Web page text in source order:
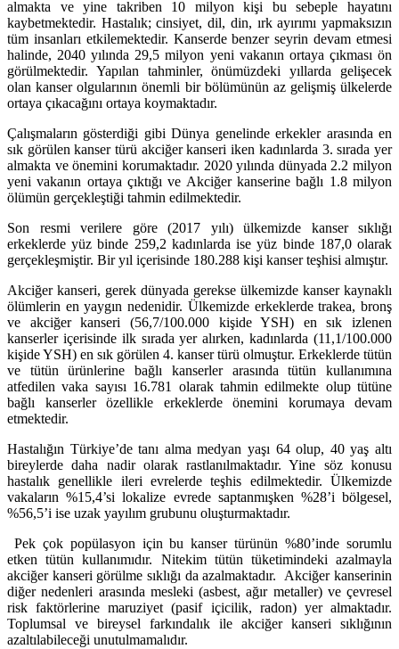
almakta ve yine takriben 10 milyon kişi bu sebeple hayatını
kaybetmektedir. Hastalık; cinsiyet, dil, din, ırk ayırımı yapmaksızın
tüm insanları etkilemektedir. Kanserde benzer seyrin devam etmesi
halinde, 2040 yılında 29,5 milyon yeni vakanın ortaya çıkması ön
görülmektedir. Yapılan tahminler, önümüzdeki yıllarda gelişecek
olan kanser olgularının önemli bir bölümünün az gelişmiş ülkelerde
ortaya çıkacağını ortaya koymaktadır.
Çalışmaların gösterdiği gibi Dünya genelinde erkekler arasında en
sık görülen kanser türü akciğer kanseri iken kadınlarda 3. sırada yer
almakta ve önemini korumaktadır. 2020 yılında dünyada 2.2 milyon
yeni vakanın ortaya çıktığı ve Akciğer kanserine bağlı 1.8 milyon
ölümün gerçekleştiği tahmin edilmektedir.
Son resmi verilere göre (2017 yılı) ülkemizde kanser sıklığı
erkeklerde yüz binde 259,2 kadınlarda ise yüz binde 187,0 olarak
gerçekleşmiştir. Bir yıl içerisinde 180.288 kişi kanser teşhisi almıştır.
Akciğer kanseri, gerek dünyada gerekse ülkemizde kanser kaynaklı
ölümlerin en yaygın nedenidir. Ülkemizde erkeklerde trakea, bronş
ve akciğer kanseri (56,7/100.000 kişide YSH) en sık izlenen
kanserler içerisinde ilk sırada yer alırken, kadınlarda (11,1/100.000
kişide YSH) en sık görülen 4. kanser türü olmuştur. Erkeklerde tütün
ve tütün ürünlerine bağlı kanserler arasında tütün kullanımına
atfedilen vaka sayısı 16.781 olarak tahmin edilmekte olup tütüne
bağlı kanserler özellikle erkeklerde önemini korumaya devam
etmektedir.
Hastalığın Türkiye’de tanı alma medyan yaşı 64 olup, 40 yaş altı
bireylerde daha nadir olarak rastlanılmaktadır. Yine söz konusu
hastalık genellikle ileri evrelerde teşhis edilmektedir. Ülkemizde
vakaların %15,4’si lokalize evrede saptanmışken %28’i bölgesel,
%56,5’i ise uzak yayılım grubunu oluşturmaktadır.
Pek çok popülasyon için bu kanser türünün %80’inde sorumlu
etken tütün kullanımıdır. Nitekim tütün tüketimindeki azalmayla
akciğer kanseri görülme sıklığı da azalmaktadır. Akciğer kanserinin
diğer nedenleri arasında mesleki (asbest, ağır metaller) ve çevresel
risk faktörlerine maruziyet (pasif içicilik, radon) yer almaktadır.
Toplumsal ve bireysel farkındalık ile akciğer kanseri sıklığının
azaltılabileceği unutulmamalıdır.